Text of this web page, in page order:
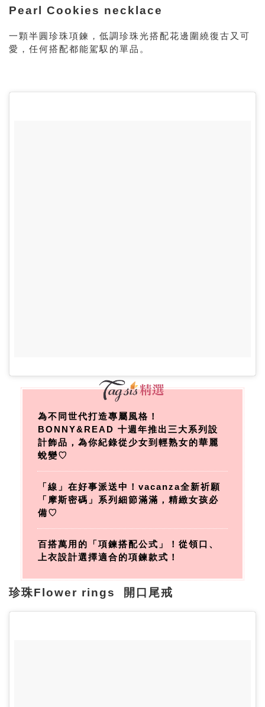
Pearl Cookies necklace
一顆半圓珍珠項鍊，低調珍珠光搭配花邊圍繞復古又可
愛，任何搭配都能駕馭的單品。
為不同世代打造專屬風格！
BONNY&READ 十週年推出三大系列設
計飾品，為你紀錄從少女到輕熟女的華麗
蛻變♡
「線」在好事派送中！vacanza全新祈願
「摩斯密碼」系列細節滿滿，精緻女孩必
備♡
百搭萬用的「項鍊搭配公式」！從領口、
上衣設計選擇適合的項鍊款式！
珍珠Flower rings 開口尾戒